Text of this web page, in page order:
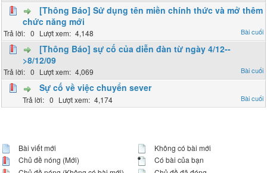
[Thông Báo] Sử dụng tên miền chính thức và mở thêm
chức năng mới
0 4,148
[Thông Báo] sự cố của diễn đàn từ ngày 4/12--
>8/12/09
0 4,069
Sự cố về việc chuyển sever
0 4,174
Bài viết mới
Chủ đề nóng (Mới)
Không có bài mới
Có bài của bạn